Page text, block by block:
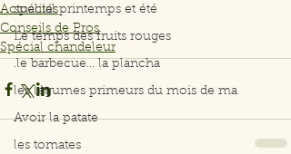
spécial printemps et été
Le temps des fruits rouges
.le barbecue... la plancha
les légumes primeurs du mois de ma
Avoir la patate
les tomates
Actualités
Conseils de Pros
Spécial chandeleur